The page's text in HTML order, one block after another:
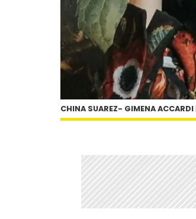
CHINA SUAREZ- GIMENA ACCARDI